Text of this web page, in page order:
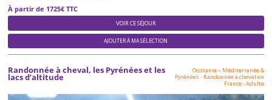
À partir de 1725€ TTC
VOIR CE SÉJOUR
AJOUTER À MA SÉLECTION
Randonnée à cheval, les Pyrénées et les
lacs d’altitude
Occitanie – Méditerranée &
Pyrénées- Randonnée à cheval en
France-Adulte